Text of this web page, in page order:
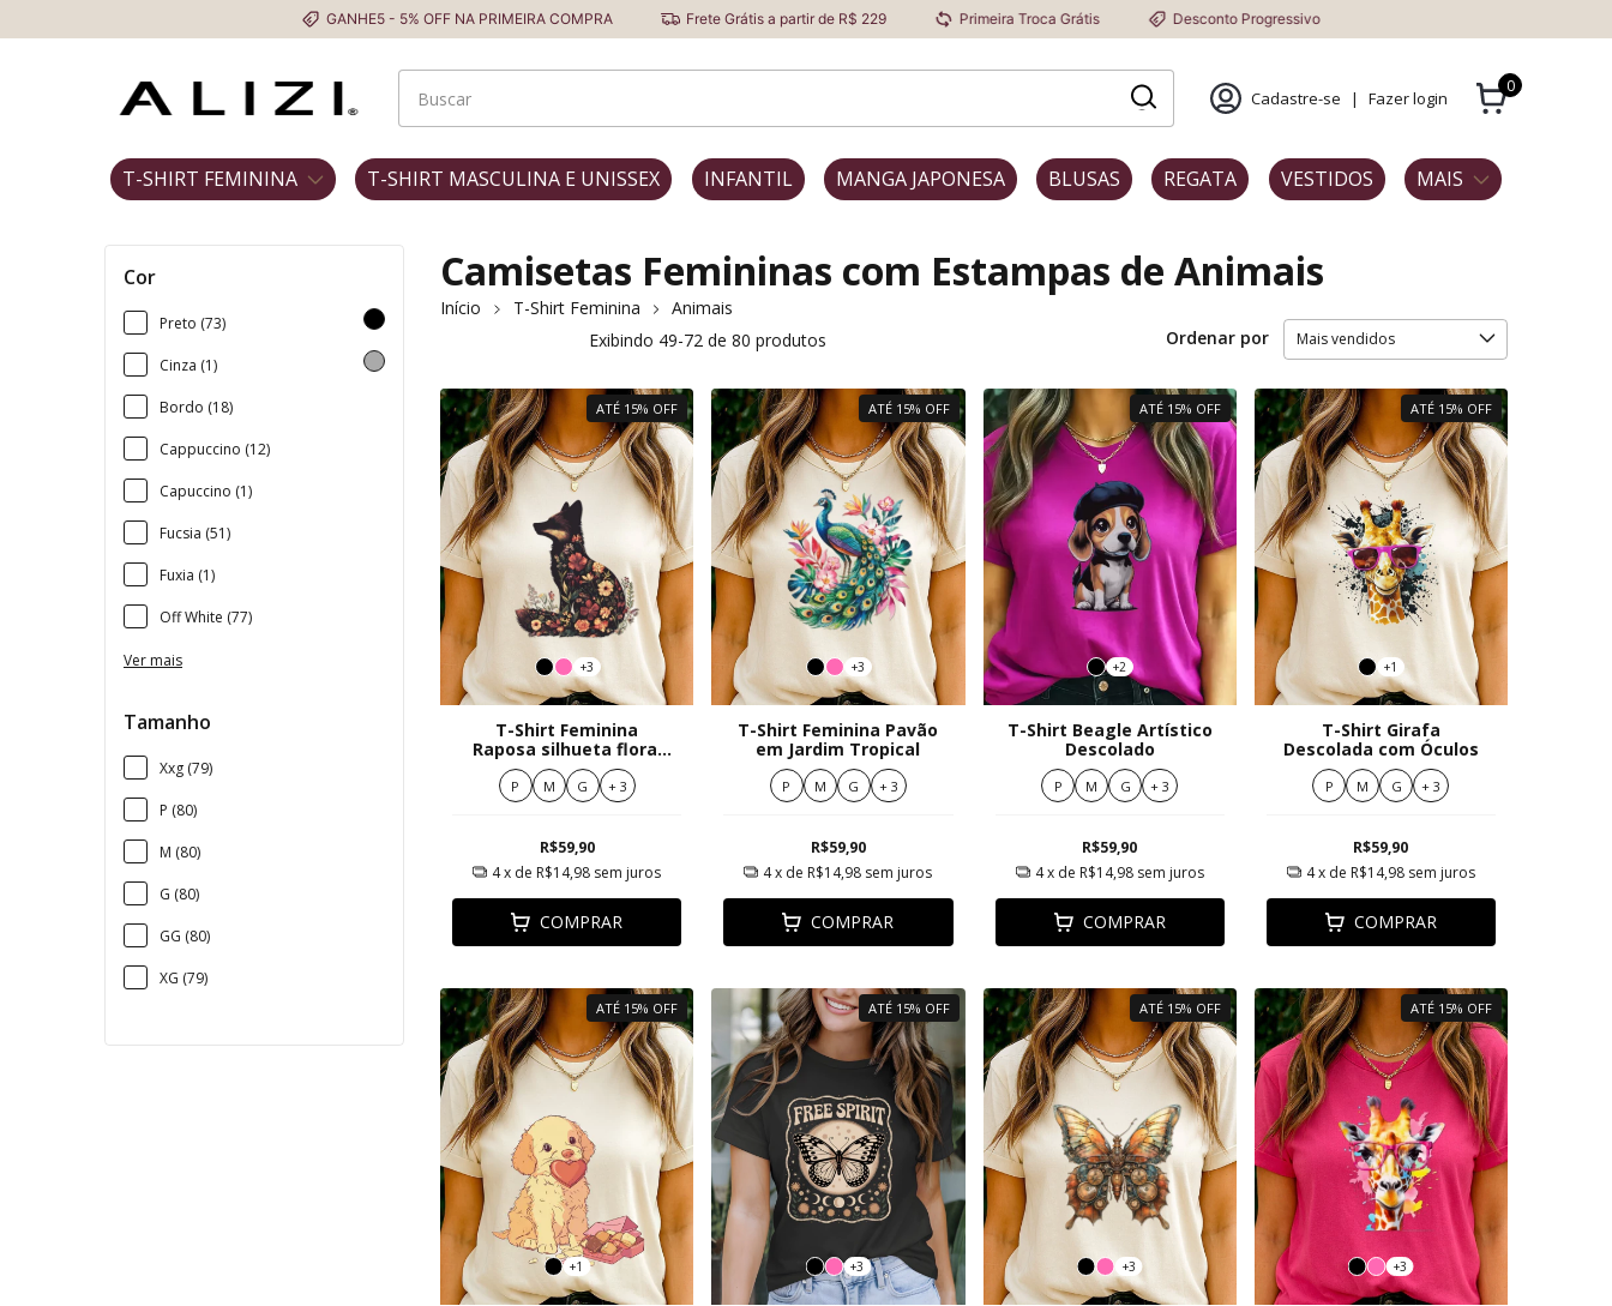
GANHE5 - 5% OFF NA PRIMEIRA COMPRA Frete Grátis a partir de R$ 229 Primeira Troca Grátis Desconto Progressivo
Cadastre-se | Fazer login
0
T-SHIRT FEMININA T-SHIRT MASCULINA E UNISSEX INFANTIL MANGA JAPONESA BLUSAS REGATA VESTIDOS MAIS
Cor
Preto (73)
Cinza (1)
Bordo (18)
Cappuccino (12)
Capuccino (1)
Fucsia (51)
Fuxia (1)
Off White (77)
Ver mais
Tamanho
Xxg (79)
P (80)
M (80)
G (80)
GG (80)
XG (79)
Camisetas Femininas com Estampas de Animais
Início T-Shirt Feminina
Animais
Exibindo 49-72 de 80 produtos
Ordenar por
ATÉ 15% OFF
+3
T-Shirt Feminina
Raposa silhueta floral
exuberante
P M G + 3
R$59,90
4x de R$14,98 sem juros
COMPRAR
ATÉ 15% OFF
+3
T-Shirt Feminina Pavão
em Jardim Tropical
P M G + 3
R$59,90
4x de R$14,98 sem juros
COMPRAR
ATÉ 15% OFF
+2
T-Shirt Beagle Artístico
Descolado
P M G + 3
R$59,90
4x de R$14,98 sem juros
COMPRAR
ATÉ 15% OFF
+1
T-Shirt Girafa
Descolada com Óculos
P M G + 3
R$59,90
4x de R$14,98 sem juros
COMPRAR
ATÉ 15% OFF
+1
ATÉ 15% OFF
+3
ATÉ 15% OFF
+3
ATÉ 15% OFF
+3